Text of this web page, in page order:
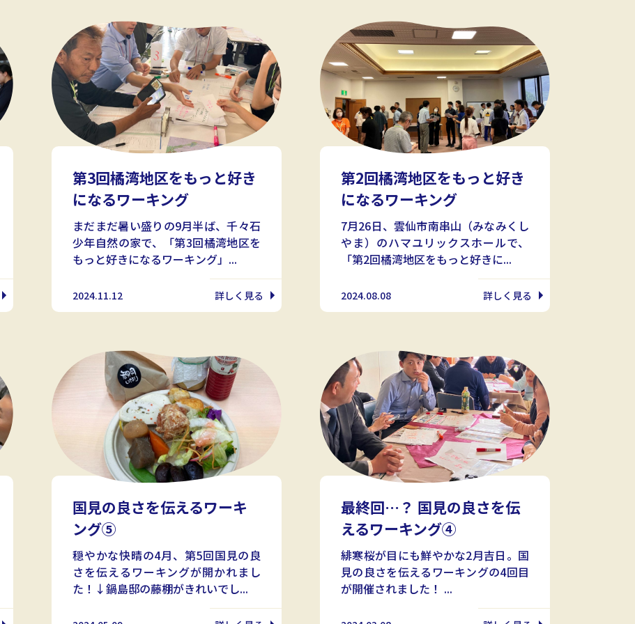
第3回橘湾地区をもっと好き
になるワーキング
まだまだ暑い盛りの9月半ば、千々石
少年自然の家で、「第3回橘湾地区を
もっと好きになるワーキング」...
2024.11.12 詳しく見る
第2回橘湾地区をもっと好き
になるワーキング
7月26日、雲仙市南串山（みなみくし
やま）のハマユリックスホールで、
「第2回橘湾地区をもっと好きに...
2024.08.08 詳しく見る
国見の良さを伝えるワーキ
ング⑤
穏やかな快晴の4月、第5回国見の良
さを伝えるワーキングが開かれまし
た！↓鍋島邸の藤棚がきれいでし...
最終回…？ 国見の良さを伝
えるワーキング④
緋寒桜が目にも鮮やかな2月吉日。国
見の良さを伝えるワーキングの4回目
が開催されました！ ...